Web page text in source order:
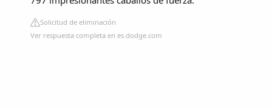
Solicitud de eliminación
Ver respuesta completa en es.dodge.com